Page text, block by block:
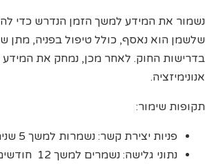
נשמור את המידע למשך הזמן הנדרש כדי
שלשמן הוא נאסף, כולל טיפול בפניה, מתן
בדרישות החוק. לאחר מכן, נמחק את המידע
אנונימיזציה.
תקופות שימור:
פניות יצירת קשר: נשמרות למשך 5 שנים.
נתוני גלישה: נשמרים למשך 12 חודשים.